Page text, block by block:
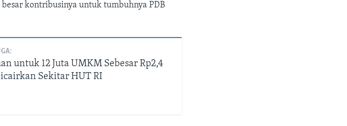
kontribusinya untuk tumbuhnya PDB
untuk 12 Juta UMKM Sebesar Rp2,4
Sekitar HUT RI